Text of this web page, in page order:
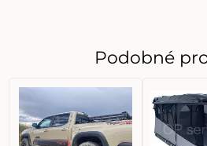
Podobné